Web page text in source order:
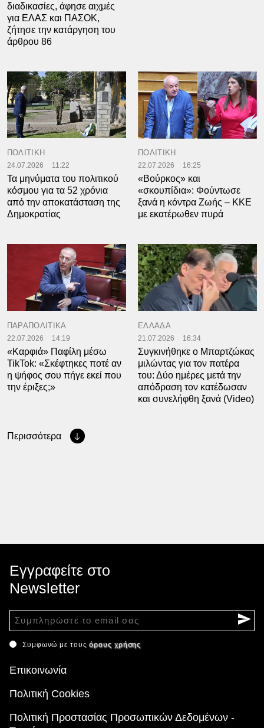
διαδικασίες, άφησε αιχμές
για ΕΛΑΣ και ΠΑΣΟΚ,
ζήτησε την κατάργηση του
άρθρου 86
ΠΟΛΙΤΙΚΗ
24.07.2026 11:22
Τα μηνύματα του πολιτικού
κόσμου για τα 52 χρόνια
από την αποκατάσταση της
Δημοκρατίας
ΠΟΛΙΤΙΚΗ
22.07.2026 16:25
«Βούρκος» και
«σκουπίδια»: Φούντωσε
ξανά η κόντρα Ζωής – ΚΚΕ
με εκατέρωθεν πυρά
ΠΑΡΑΠΟΛΙΤΙΚΑ
22.07.2026 14:19
«Καρφιά» Παφίλη μέσω
TikTok: «Σκέφτηκες ποτέ αν
η ψήφος σου πήγε εκεί που
την έριξες;»
ΕΛΛΑΔΑ
21.07.2026 16:34
Συγκινήθηκε ο Μπαρτζώκας
μιλώντας για τον πατέρα
του: Δύο ημέρες μετά την
απόδραση τον κατέδωσαν
και συνελήφθη ξανά (Video)
Περισσότερα
Εγγραφείτε στο
Newsletter
Συμφωνώ με τουςόρους χρήσης
Επικοινωνία
Πολιτική Cookies
Πολιτική Προστασίας Προσωπικών Δεδομένων -